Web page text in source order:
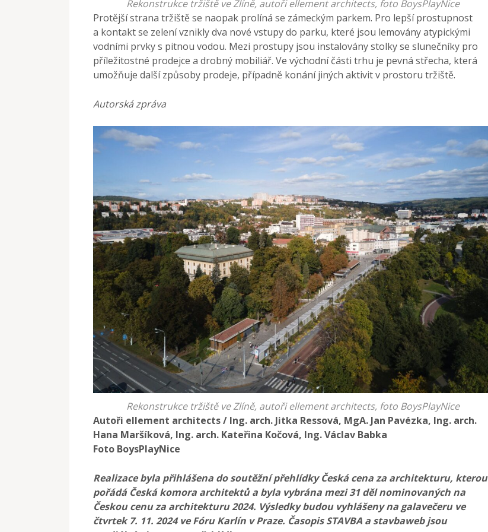
Rekonstrukce tržiště ve Zlíně, autoři ellement architects, foto BoysPlayNice
Protější strana tržiště se naopak prolíná se zámeckým parkem. Pro lepší prostupnost
a kontakt se zelení vznikly dva nové vstupy do parku, které jsou lemovány atypickými
vodními prvky s pitnou vodou. Mezi prostupy jsou instalovány stolky se slunečníky pro
příležitostné prodejce a drobný mobiliář. Ve východní části trhu je pevná střecha, která
umožňuje další způsoby prodeje, případně konání jiných aktivit v prostoru tržiště.
Autorská zpráva
Rekonstrukce tržiště ve Zlíně, autoři ellement architects, foto BoysPlayNice
Autoři ellement architects / Ing. arch. Jitka Ressová, MgA. Jan Pavézka, Ing. arch.
Hana Maršíková, Ing. arch. Kateřina Kočová, Ing. Václav Babka
Foto BoysPlayNice
Realizace byla přihlášena do soutěžní přehlídky Česká cena za architekturu, kterou
pořádá Česká komora architektů a byla vybrána mezi 31 děl nominovaných na
Českou cenu za architekturu 2024. Výsledky budou vyhlášeny na galavečeru ve
čtvrtek 7. 11. 2024 ve Fóru Karlín v Praze. Časopis STAVBA a stavbaweb jsou